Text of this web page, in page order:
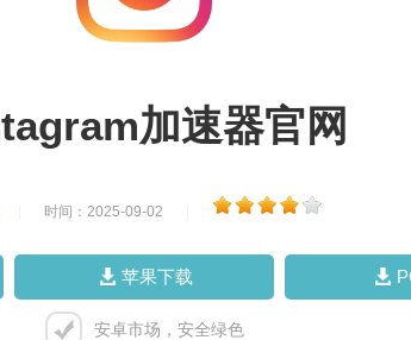
加速器官网
时间：2025-09-02
苹果下载
安卓市场，安全绿色